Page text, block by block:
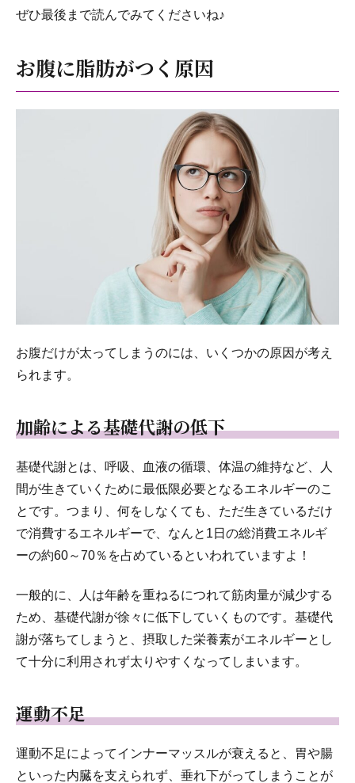
ぜひ最後まで読んでみてくださいね♪
お腹に脂肪がつく原因
お腹だけが太ってしまうのには、いくつかの原因が考え
られます。
加齢による基礎代謝の低下
基礎代謝とは、呼吸、血液の循環、体温の維持など、人
間が生きていくために最低限必要となるエネルギーのこ
とです。つまり、何をしなくても、ただ生きているだけ
で消費するエネルギーで、なんと1日の総消費エネルギ
ーの約60～70％を占めているといわれていますよ！
一般的に、人は年齢を重ねるにつれて筋肉量が減少する
ため、基礎代謝が徐々に低下していくものです。基礎代
謝が落ちてしまうと、摂取した栄養素がエネルギーとし
て十分に利用されず太りやすくなってしまいます。
運動不足
運動不足によってインナーマッスルが衰えると、胃や腸
といった内臓を支えられず、垂れ下がってしまうことが